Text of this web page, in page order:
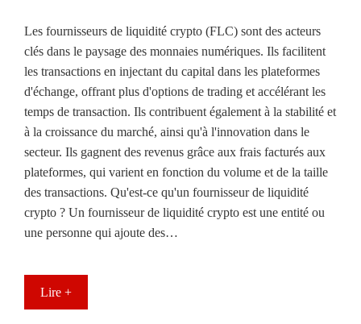
Les fournisseurs de liquidité crypto (FLC) sont des acteurs
clés dans le paysage des monnaies numériques. Ils facilitent
les transactions en injectant du capital dans les plateformes
d'échange, offrant plus d'options de trading et accélérant les
temps de transaction. Ils contribuent également à la stabilité et
à la croissance du marché, ainsi qu'à l'innovation dans le
secteur. Ils gagnent des revenus grâce aux frais facturés aux
plateformes, qui varient en fonction du volume et de la taille
des transactions. Qu'est-ce qu'un fournisseur de liquidité
crypto ? Un fournisseur de liquidité crypto est une entité ou
une personne qui ajoute des…
Lire +